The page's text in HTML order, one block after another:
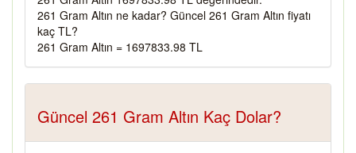
261 Gram Altın ne kadar? Güncel 261 Gram Altın fiyatı
kaç TL?
261 Gram Altın = 1697833.98 TL
Güncel 261 Gram Altın Kaç Dolar?